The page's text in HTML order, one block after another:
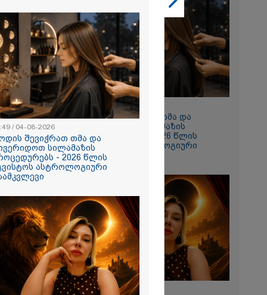
-
უწყება
არ
იქ
– რას
დაღუპული
10:49 / 04-08-2026
როდის შევიჭრათ თმა და
მოვერიდოთ სილამაზის
პროცედურებს - 2026 წლის
აგვისტოს ასტროლოგიური
გზამკვლევი
11:42 / 07-08-2026
/ 04-08-2026
შევიჭრათ თმა და
სილამაზის
- 2026 წლის
ასტროლოგიური